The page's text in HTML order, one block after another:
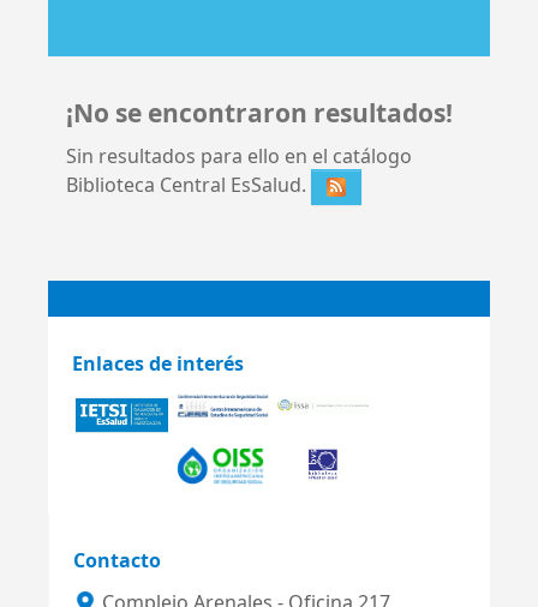
¡No se encontraron resultados!
Sin resultados para ello en el catálogo
Biblioteca Central EsSalud.
Enlaces de interés
Contacto